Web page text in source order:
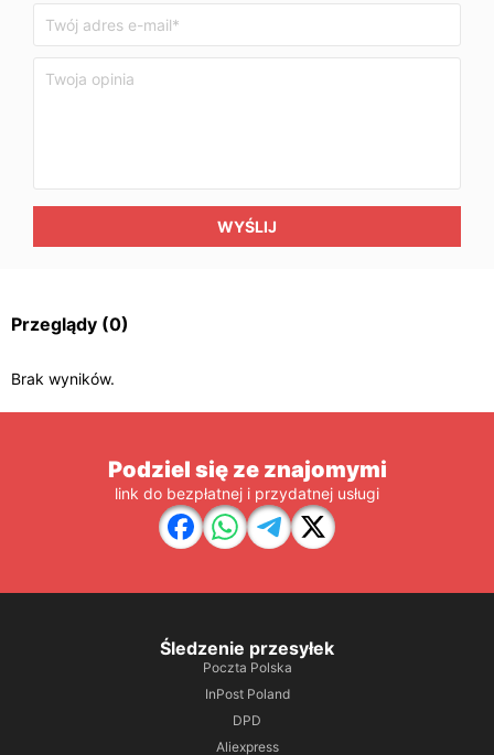
WYŚLIJ
Przeglądy (0)
Brak wyników.
Podziel się ze znajomymi
link do bezpłatnej i przydatnej usługi
Śledzenie przesyłek
Poczta Polska
InPost Poland
DPD
Aliexpress